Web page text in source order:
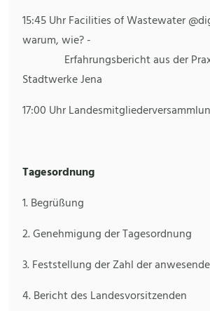
15:45 Uhr Facilities of Wastewater
warum, wie? -
Erfahrungsbericht aus der
Stadtwerke Jena
17:00 Uhr
Tagesordnung
1. Begrüßung
2. Genehmigung der Tagesordnung
3. Feststellung der Zahl der
4. Bericht des Landesvorsitzenden